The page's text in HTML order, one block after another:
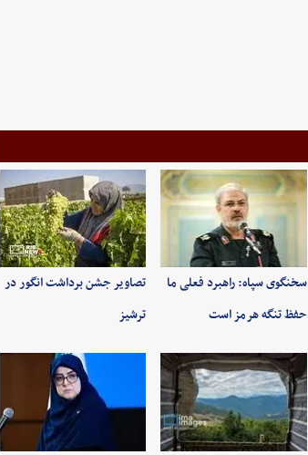
سخنگوی سپاه: راهبرد فعلی ما
حفظ تنگه هرمز است
تصاویر جشن برداشت انگور در
ترشیز